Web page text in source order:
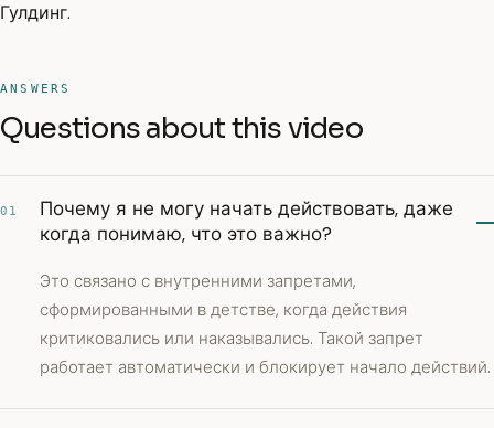
Гулдинг.
ANSWERS
Questions about this video
01
Почему я не могу начать действовать, даже
когда понимаю, что это важно?
Это связано с внутренними запретами,
сформированными в детстве, когда действия
критиковались или наказывались. Такой запрет
работает автоматически и блокирует начало действий.